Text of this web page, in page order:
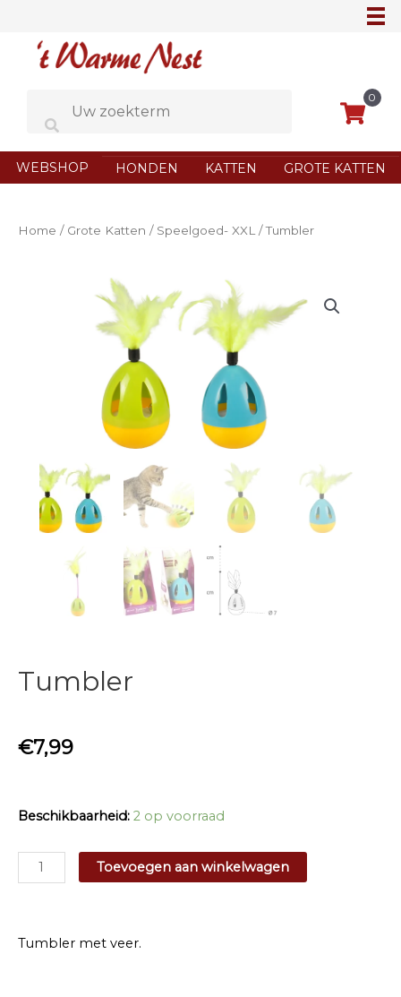
0
WEBSHOP HONDEN KATTEN GROTE KATTEN
Home / Grote Katten / Speelgoed- XXL / Tumbler
Tumbler
€7,99
Beschikbaarheid: 2 op voorraad
Tumbler
aantal
Toevoegen aan winkelwagen
Tumbler met veer.